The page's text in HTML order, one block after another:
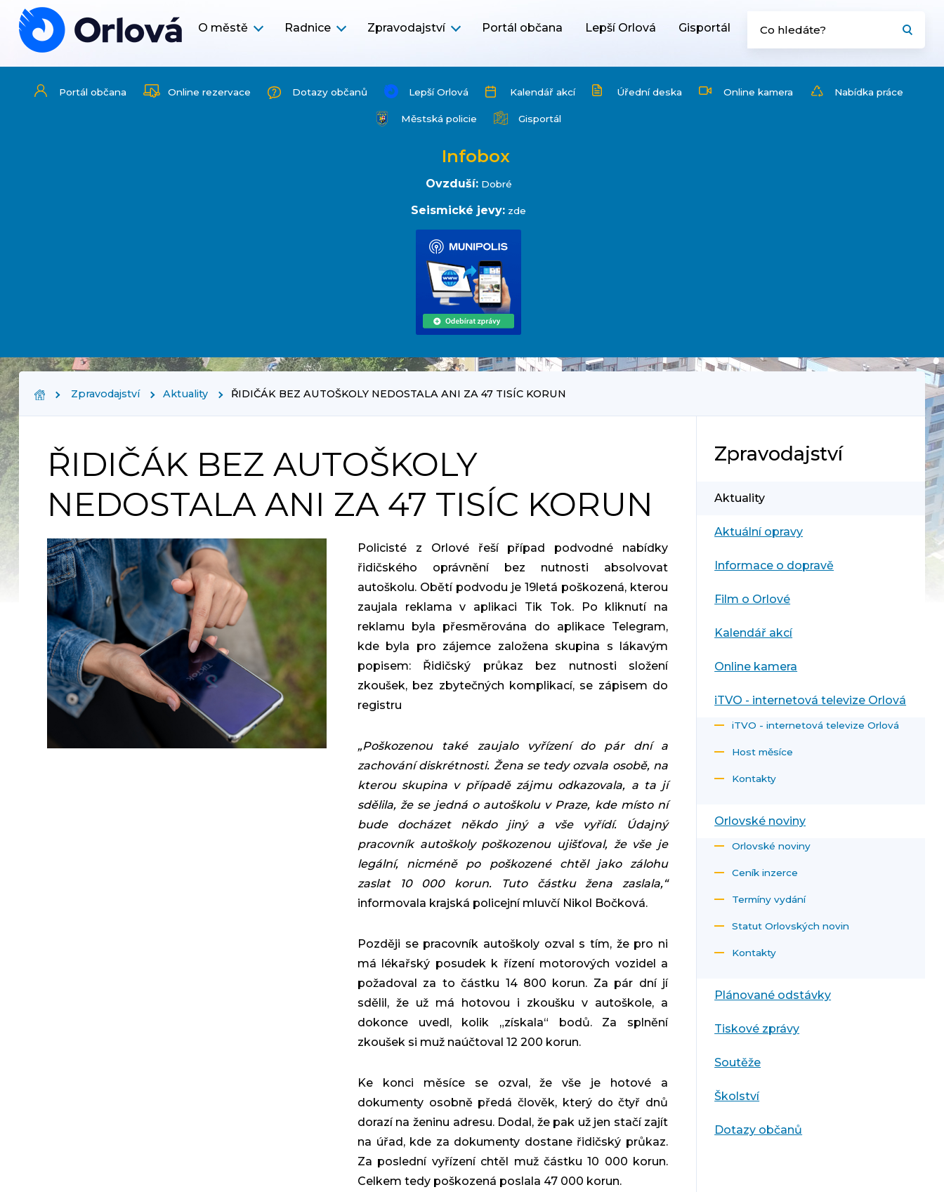
O městě Radnice Zpravodajství Portál občana Lepší Orlová Gisportál
Portál občana Online rezervace Dotazy občanů Lepší Orlová Kalendář akcí Úřední deska Online kamera Nabídka práce
Městská policie Gisportál
Infobox
Ovzduší: Dobré
Seismické jevy: zde
Zpravodajství Aktuality ŘIDIČÁK BEZ AUTOŠKOLY NEDOSTALA ANI ZA 47 TISÍC KORUN
ŘIDIČÁK BEZ AUTOŠKOLY
NEDOSTALA ANI ZA 47 TISÍC KORUN
Policisté z Orlové řeší případ podvodné nabídky
řidičského oprávnění bez nutnosti absolvovat
autoškolu. Obětí podvodu je 19letá poškozená, kterou
zaujala reklama v aplikaci Tik Tok. Po kliknutí na
reklamu byla přesměrována do aplikace Telegram,
kde byla pro zájemce založena skupina s lákavým
popisem: Řidičský průkaz bez nutnosti složení
zkoušek, bez zbytečných komplikací, se zápisem do
registru
„Poškozenou také zaujalo vyřízení do pár dní a
zachování diskrétnosti. Žena se tedy ozvala osobě, na
kterou skupina v případě zájmu odkazovala, a ta jí
sdělila,že se jedná o autoškolu v Praze, kde místo ní
bude docházet někdo jiný a vše vyřídí. Údajný
pracovník autoškoly poškozenou ujišťoval, že vše je
legální, nicméně po poškozené chtěl jako zálohu
zaslat 10 000 korun. Tuto částku žena zaslala,“
informovala krajská policejní mluvčí Nikol Bočková.
Později se pracovník autoškoly ozval s tím, že pro ni
má lékařský posudek k řízení motorových vozidel a
požadoval za to částku 14 800 korun. Za pár dní jí
sdělil, že už má hotovou i zkoušku v autoškole, a
dokonce uvedl, kolik „získala“ bodů. Za splnění
zkoušek si muž naúčtoval 12 200 korun.
Ke konci měsíce se ozval, že vše je hotové a
dokumenty osobně předá člověk, který do čtyř dnů
dorazí na ženinu adresu. Dodal, že pak už jen stačí zajít
na úřad, kde za dokumenty dostane řidičský průkaz.
Za poslední vyřízení chtěl muž částku 10 000 korun.
Celkem tedy poškozená poslala 47 000 korun.
Zpravodajství
Aktuality
Aktuální opravy
Informace o dopravě
Film o Orlové
Kalendář akcí
Online kamera
iTVO - internetová televize Orlová
iTVO - internetová televize Orlová
Host měsíce
Kontakty
Orlovské noviny
Orlovské noviny
Ceník inzerce
Termíny vydání
Statut Orlovských novin
Kontakty
Plánované odstávky
Tiskové zprávy
Soutěže
Školství
Dotazy občanů